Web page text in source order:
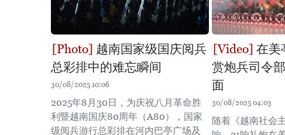
越南国家级国庆阅兵
总彩排中的难忘瞬间
30/08/2025 10:06
2025年8月30日，为庆祝八月革命胜
利暨越南国庆80周年（A80），国家
级阅兵游行总彩排在河内巴亭广场及
在美
赏炮兵司令
面
30/08/2025 04:03
随着《越南社会